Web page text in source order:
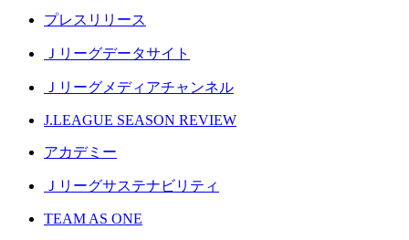
プレスリリース
Ｊリーグデータサイト
Ｊリーグメディアチャンネル
J.LEAGUE SEASON REVIEW
アカデミー
Ｊリーグサステナビリティ
TEAM AS ONE